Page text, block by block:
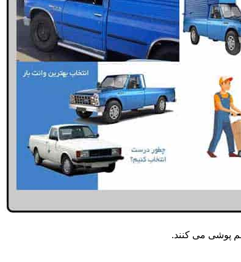
پوشی می کنند.